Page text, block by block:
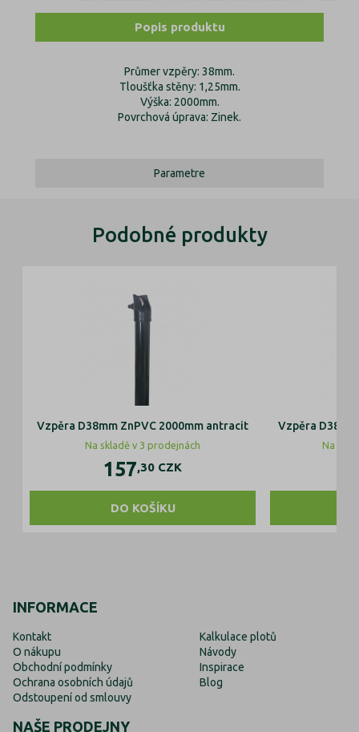
Popis produktu
Průmer vzpěry: 38mm.
Tloušťka stěny: 1,25mm.
Výška: 2000mm.
Povrchová úprava: Zinek.
Parametre
Podobné produkty
Vzpěra D38mm ZnPVC 2000mm antracit
Na skladě v 3 prodejnách
157,30 CZK
DO KOŠÍKU
Vzpěra
Na
INFORMACE
Kontakt
O nákupu
Obchodní podmínky
Ochrana osobních údajů
Odstoupení od smlouvy
Kalkulace plotů
Návody
Inspirace
Blog
NAŠE PRODEJNY